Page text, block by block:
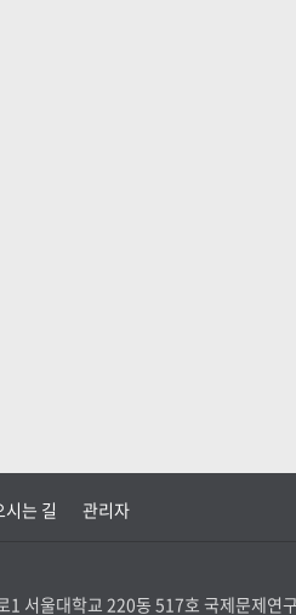
시는 길 관리자
1 서울대학교 220동 517호 국제문제연